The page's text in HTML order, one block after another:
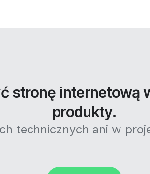
stronę internetową
produkty.
technicznych ani w